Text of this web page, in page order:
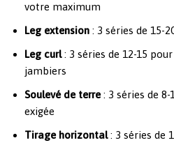
votre maximum
Leg extension : 3 séries de 15-
Leg curl: 3 séries de 12-15
jambiers
Soulevé de terre: 3 séries de
exigée
Tirage horizontal: 3 séries de